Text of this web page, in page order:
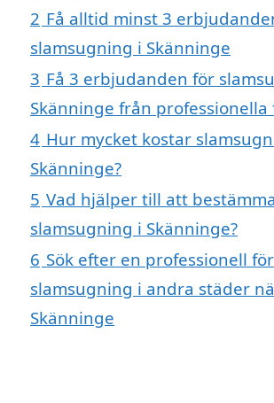
2 Få alltid minst 3
slamsugning i Skänninge
3 Få 3 erbjudanden för
Skänninge från professionella
4 Hur mycket kostar
Skänninge?
5 Vad hjälper till att
slamsugning i Skänninge?
6 Sök efter en professionell för
slamsugning i andra städer
Skänninge